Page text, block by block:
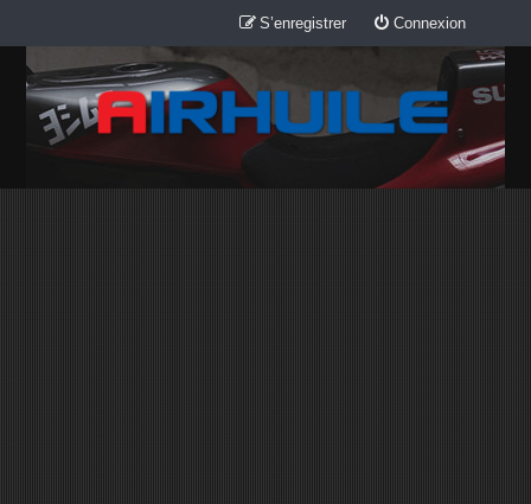
Connexion
S’enregistrer